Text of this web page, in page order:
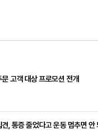
고객 대상 프로모션 전개
, 통증 줄었다고 운동 멈추면